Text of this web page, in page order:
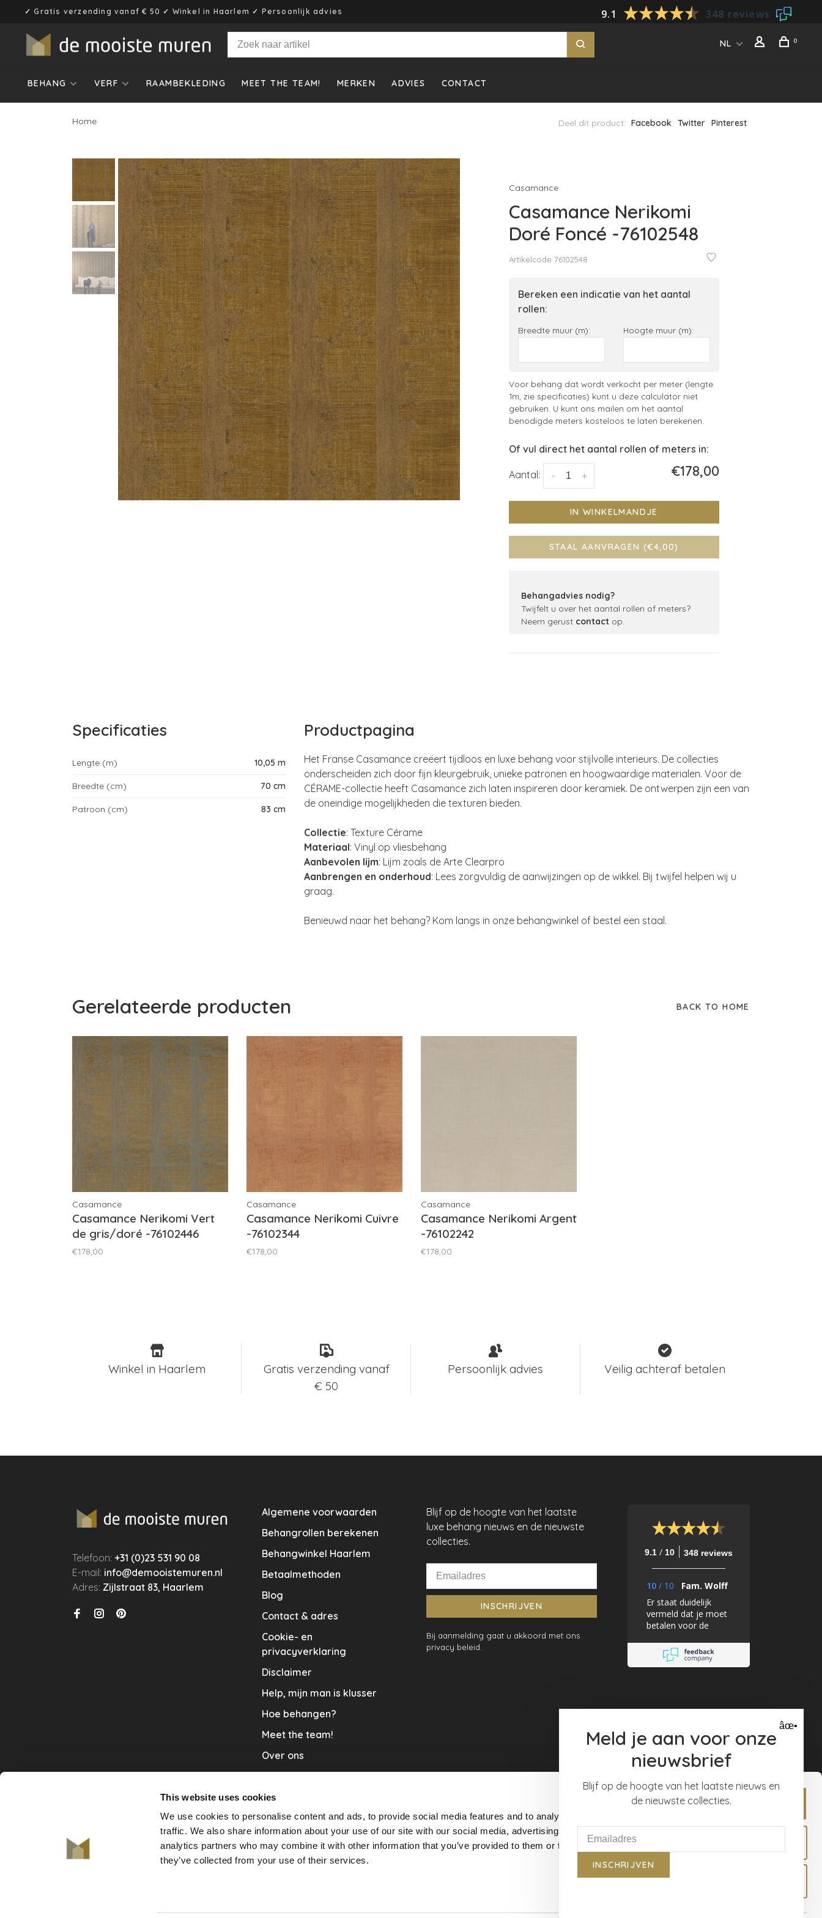
This website uses cookies
We use cookies to personalise content and ads, to provide social media features and to analyse our
traffic. We also share information about your use of our site with our social media, advertising and
analytics partners who may combine it with other information that you’ve provided to them or that
they’ve collected from your use of their services.
Allow all
9.1 348 reviews
✓ Gratis verzending vanaf € 50 ✓ Winkel in Haarlem ✓ Persoonlijk advies
NL 0
BEHANG VERF RAAMBEKLEDING MEET THE TEAM! MERKEN ADVIES CONTACT
Home Deel dit product: Facebook Twitter Pinterest
Casamance
Casamance Nerikomi
Doré Foncé -76102548
Artikelcode 76102548
Bereken een indicatie van het aantal
rollen:
Breedte muur (m): Hoogte muur (m):
Voor behang dat wordt verkocht per meter (lengte
1m, zie specificaties) kunt u deze calculator niet
gebruiken. U kunt ons mailen om het aantal
benodigde meters kosteloos te laten berekenen.
Of vul direct het aantal rollen of meters in:
Aantal: +
- €178,00
IN WINKELMANDJE
STAAL AANVRAGEN (€4,00)
Behangadvies nodig?
Twijfelt u over het aantal rollen of meters?
Neem gerust contactop.
Specificaties
Lengte (m) 10,05 m
Breedte (cm) 70 cm
Patroon (cm) 83 cm
Productpagina
Het Franse Casamance creëert tijdloos en luxe behang voor stijlvolle interieurs. De collecties
onderscheiden zich door fijn kleurgebruik, unieke patronen en hoogwaardige materialen. Voor de
CÉRAME-collectie heeft Casamance zich laten inspireren door keramiek. De ontwerpen zijn een van
de oneindige mogelijkheden die texturen bieden.
Collectie: Texture Cérame
Materiaal: Vinyl op vliesbehang
Aanbevolen lijm: Lijm zoals de Arte Clearpro
Aanbrengen en onderhoud: Lees zorgvuldig de aanwijzingen op de wikkel. Bij twijfel helpen wij u
graag.
Benieuwd naar het behang? Kom langs in onze behangwinkel of bestel een staal.
Gerelateerde producten BACK TO HOME
Casamance
Casamance Nerikomi Vert
de gris/doré -76102446
€178,00
Casamance
Casamance Nerikomi Cuivre
-76102344
€178,00
Casamance
Casamance Nerikomi Argent
-76102242
€178,00
Winkel in Haarlem
Gratis verzending vanaf
€ 50
Persoonlijk advies Veilig achteraf betalen
Telefoon:+31 (0)23 531 90 08
E-mail: info@demooistemuren.nl
Adres:Zijlstraat 83, Haarlem
Algemene voorwaarden
Behangrollen berekenen
Behangwinkel Haarlem
Betaalmethoden
Blog
Contact & adres
Cookie- en
privacyverklaring
Disclaimer
Help, mijn man is klusser
Hoe behangen?
Meet the team!
Over ons
Traplopers en vloerkleden
Vacature
Verzending & Retour
Blijf op de hoogte van het laatste
luxe behang nieuws en de nieuwste
collecties.
INSCHRIJVEN
Bij aanmelding gaat u akkoord met ons
privacy beleid.
9.1 / 10 348 reviews
10 / 10
Fam. Wolff
Er staat duidelijk
vermeld dat je moet
betalen voor de
rechtstreeks bij de
merken worden
âœ•
Meld je aan voor onze
nieuwsbrief
Blijf op de hoogte van het laatste nieuws en
de nieuwste collecties.
INSCHRIJVEN